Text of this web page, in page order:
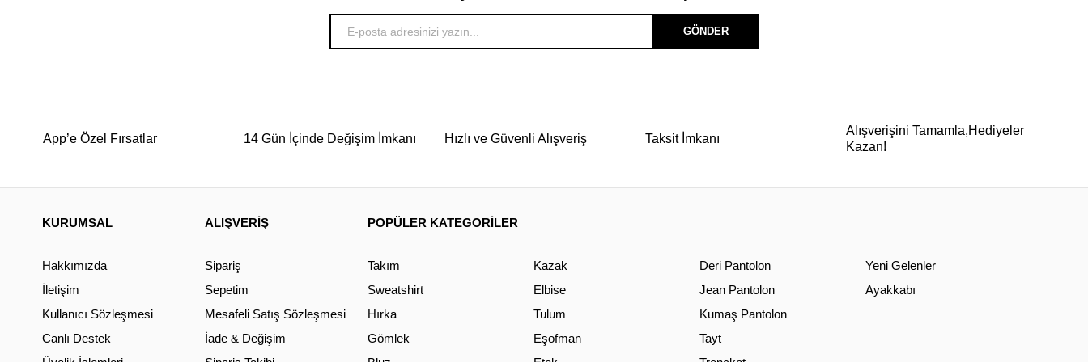
GÖNDER
App’e Özel Fırsatlar 14 Gün İçinde Değişim İmkanı Hızlı ve Güvenli Alışveriş Taksit İmkanı
Alışverişini Tamamla,Hediyeler
Kazan!
KURUMSAL
Hakkımızda
İletişim
Kullanıcı Sözleşmesi
Canlı Destek
ALIŞVERİŞ
Sipariş
Sepetim
Mesafeli Satış Sözleşmesi
İade & Değişim
POPÜLER KATEGORİLER
Takım
Sweatshirt
Hırka
Gömlek
Kazak
Elbise
Tulum
Eşofman
Deri Pantolon
Jean Pantolon
Kumaş Pantolon
Tayt
Yeni Gelenler
Ayakkabı